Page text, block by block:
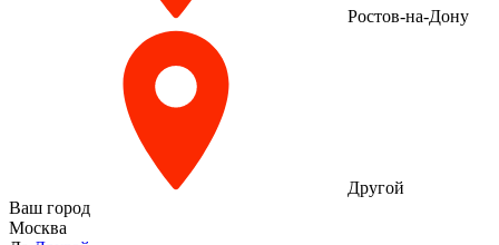
Ростов-на-Дону
Другой
Ваш город
Москва